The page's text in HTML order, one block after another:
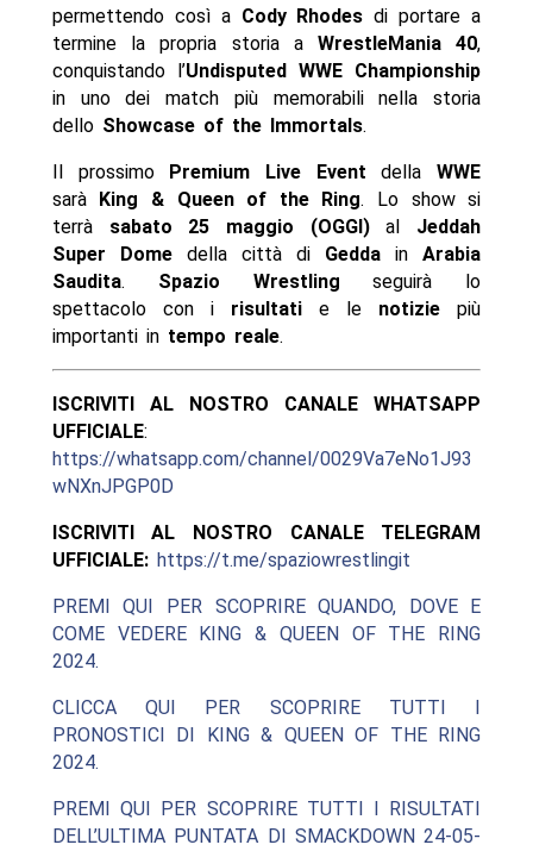
permettendo così a Cody Rhodes di portare a
termine la propria storia a WrestleMania 40,
conquistando l’Undisputed WWE Championship
in uno dei match più memorabili nella storia
dello Showcase of the Immortals.
Il prossimo Premium Live Event dellaWWE
sarà
King & Queen of the Ring. Lo show si
terrà sabato 25 maggio (OGGI)al Jeddah
Super Domedella città di Gedda in Arabia
Saudita. Spazio Wrestling seguirà lo
spettacolo con i risultatie le notizie più
importanti intempo reale.
ISCRIVITI AL NOSTRO CANALE WHATSAPP
UFFICIALE:
https://whatsapp.com/channel/0029Va7eNo1J93
wNXnJPGP0D
ISCRIVITI AL NOSTRO CANALE TELEGRAM
UFFICIALE: https://t.me/spaziowrestlingit
PREMI QUI PER SCOPRIRE QUANDO, DOVE E
COME VEDERE KING & QUEEN OF THE RING
2024.
CLICCA QUI PER SCOPRIRE TUTTI I
PRONOSTICI DI KING & QUEEN OF THE RING
2024.
PREMI QUI PER SCOPRIRE TUTTI I RISULTATI
DELL’ULTIMA PUNTATA DI SMACKDOWN 24-05-